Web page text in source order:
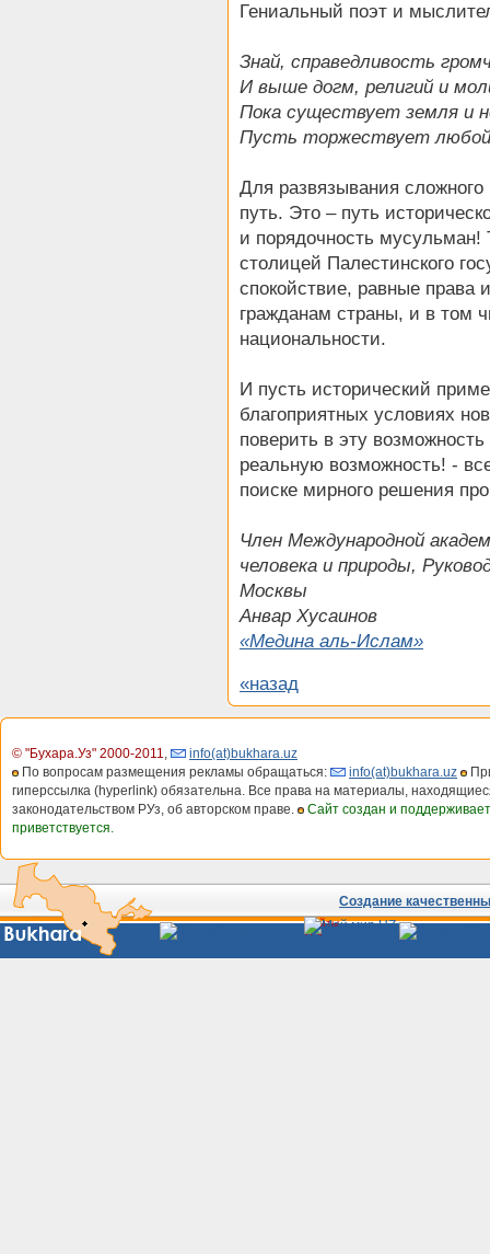
Гениальный поэт и
Знай, справедливость
И выше догм, религий и
Пока существует земля и
Пусть торжествует любой
Для развязывания сложного
путь. Это – путь
и порядочность
столицей Палестинского
спокойствие, равные права
гражданам страны, и в том
национальности.
И пусть исторический
благоприятных условиях
поверить в эту
реальную возможность! -
поиске мирного решения
Член Международной
человека и природы,
Москвы
Анвар Хусаинов
«Медина аль-Ислам»
«назад
© "Бухара.Уз" 2000-2011,
info(at)bukhara.uz
По вопросам размещения рекламы обращаться:
info(at)bukhara.uz
гиперссылка (hyperlink) обязательна. Все права на материалы,
законодательством РУз, об авторском праве.
Сайт создан и
приветствуется.
Создание
Сайты
Узбекистана